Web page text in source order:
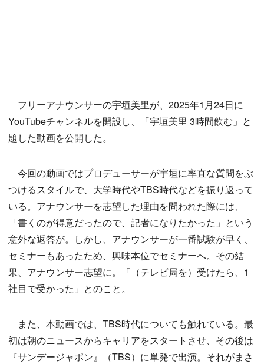
フリーアナウンサーの宇垣美里が、2025年1月24日に
YouTubeチャンネルを開設し、「宇垣美里 3時間飲む」と
題した動画を公開した。
今回の動画ではプロデューサーが宇垣に率直な質問をぶ
つけるスタイルで、大学時代やTBS時代などを振り返って
いる。アナウンサーを志望した理由を問われた際には、
「書くのが得意だったので、記者になりたかった」という
意外な返答が。しかし、アナウンサーが一番試験が早く、
セミナーもあったため、興味本位でセミナーへ。その結
果、アナウンサー志望に。「（テレビ局を）受けたら、1
社目で受かった」とのこと。
また、本動画では、TBS時代についても触れている。最
初は朝のニュースからキャリアをスタートさせ、その後は
『サンデージャポン』（TBS）に単発で出演。それがまさ